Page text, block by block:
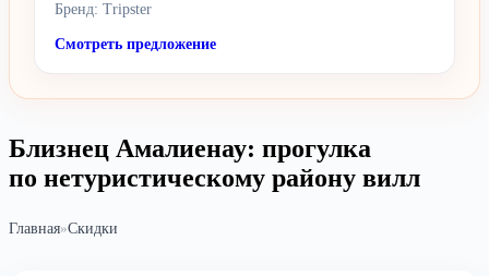
Бренд: Tripster
Смотреть предложение
Близнец Амалиенау: прогулка
по нетуристическому району вилл
Главная»Скидки